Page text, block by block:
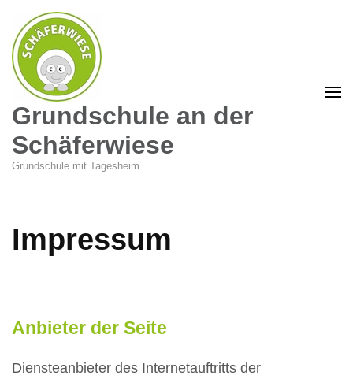
Grundschule an der
Schäferwiese
Grundschule mit Tagesheim
Impressum
Anbieter der Seite
Diensteanbieter des Internetauftritts der